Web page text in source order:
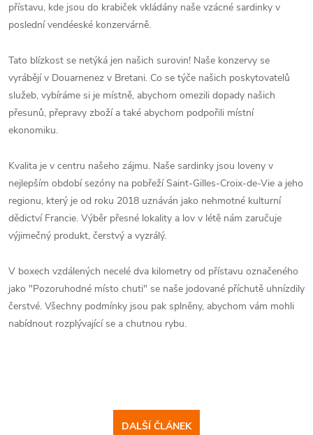
přístavu, kde jsou do krabiček vkládány naše vzácné sardinky v
poslední vendéeské konzervárně.
Tato blízkost se netýká jen našich surovin! Naše konzervy se
vyrábějí v Douarnenez v Bretani. Co se týče našich poskytovatelů
služeb, vybíráme si je místně, abychom omezili dopady našich
přesunů, přepravy zboží a také abychom podpořili místní
ekonomiku.
Kvalita je v centru našeho zájmu. Naše sardinky jsou loveny v
nejlepším období sezóny na pobřeží Saint-Gilles-Croix-de-Vie a jeho
regionu, který je od roku 2018 uznáván jako nehmotné kulturní
dědictví Francie. Výběr přesné lokality a lov v létě nám zaručuje
výjimečný produkt, čerstvý a vyzrálý.
V boxech vzdálených necelé dva kilometry od přístavu označeného
jako "Pozoruhodné místo chuti" se naše jodované příchutě uhnízdily
čerstvé. Všechny podmínky jsou pak splněny, abychom vám mohli
nabídnout rozplývající se a chutnou rybu.
DALŠÍ ČLÁNEK